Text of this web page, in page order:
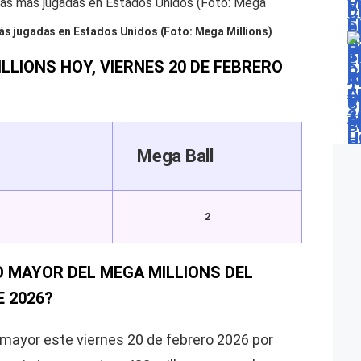
jugadas en Estados Unidos (Foto: Mega Millions)
HOY, VIERNES 20 DE FEBRERO
Mega Ball
2
MAYOR DEL MEGA MILLIONS DEL
2026?
este viernes 20 de febrero 2026 por